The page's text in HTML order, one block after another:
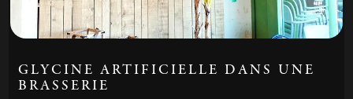
GLYCINE ARTIFICIELLE DANS UNE
BRASSERIE